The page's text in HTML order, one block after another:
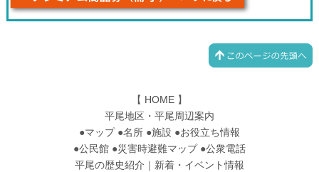
【 HOME】
平尾地区・平尾周辺案内
●マップ●名所●施設 ●お役立ち情報
●公民館●災害時避難マップ●公衆電話
平尾の歴史紹介
新着・イベント情報